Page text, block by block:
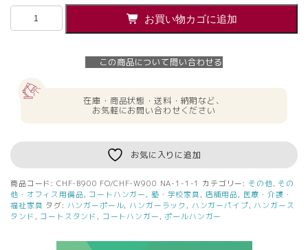
【法
品
コ
ト
ハ
ン
お買い物カゴに追加
この商品について問い合わせる
在庫・商品状態・送料・納期など、
お気軽にお問い合わせください
お気に入りに追加
商品コード: CHF-B900 FO/CHF-W900 NA-1-1-1 カテゴリー: その他,その
他・オフィス用備品, コートハンガー , 塾・学校家具 , 店舗用品, 医療・介護・
福祉家具 タグ: ハンガーポール, ハンガーラック , ハンガーパイプ, ハンガース
タンド , コートスタンド , コートハンガー ,ポールハンガー